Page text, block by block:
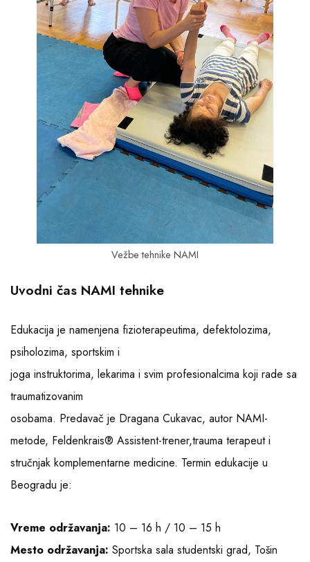
Vežbe tehnike NAMI
Uvodni čas NAMI tehnike
Edukacija je namenjena fizioterapeutima, defektolozima,
psiholozima, sportskim i
joga instruktorima, lekarima i svim profesionalcima koji rade sa
traumatizovanim
osobama. Predavač je Dragana Cukavac, autor NAMI-
metode, Feldenkrais® Assistent-trener,trauma terapeut i
stručnjak komplementarne medicine. Termin edukacije u
Beogradu je:
Vreme održavanja: 10 – 16 h / 10 – 15 h
Mesto održavanja: Sportska sala studentski grad, Tošin